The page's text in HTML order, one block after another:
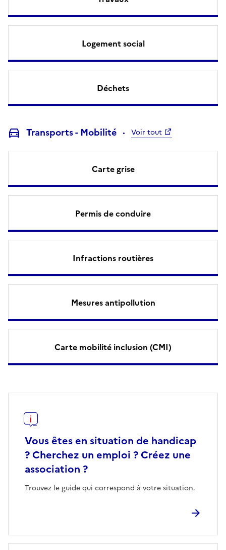
Logement social
Déchets
Transports - Mobilité Voir tout
Carte grise
Permis de conduire
Infractions routières
Mesures antipollution
Carte mobilité inclusion (CMI)
Vous êtes en situation de handicap
? Cherchez un emploi ? Créez une
association ?
Trouvez le guide qui correspond à votre situation.